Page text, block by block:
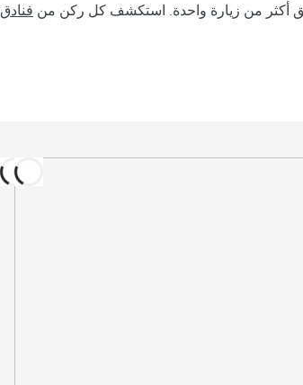
أكثر من زيارة واحدة. استكشف كل ركن من